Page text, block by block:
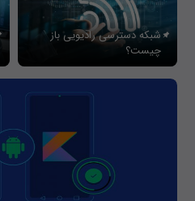
شبکه دسترسی رادیویی باز
چیست؟